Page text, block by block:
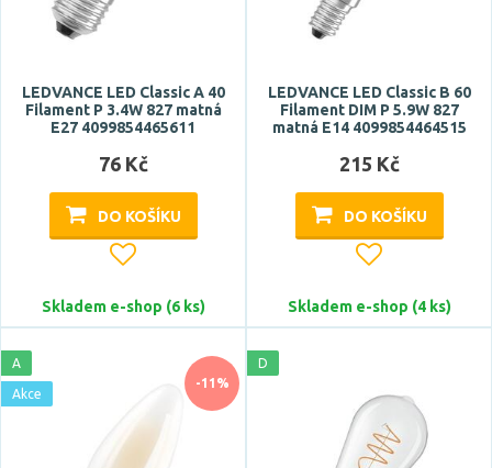
IP45
IP64
Energetická třída
A++
B
D
Počet sepnutí
LEDVANCE LED Classic A 40
Filament P 3.4W 827 matná
E27 4099854465611
76 Kč
DO KOŠÍKU
Skladem e-shop (6 ks)
LEDVANCE LED Classic B 60
Filament DIM P 5.9W 827
matná E14 4099854464515
215 Kč
DO KOŠÍKU
Skladem e-shop (4 ks)
-11%
A
Akce
D